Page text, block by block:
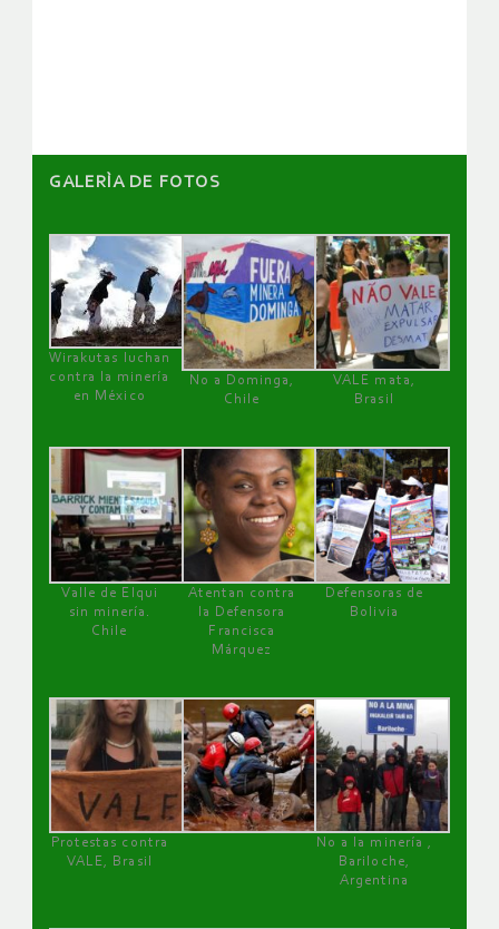
GALERÌA DE FOTOS
Wirakutas luchan
contra la minería
en México
No a Dominga,
Chile
VALE mata,
Brasil
Valle de Elqui
sin minería.
Chile
Atentan contra
la Defensora
Francisca
Márquez
Defensoras de
Bolivia
Protestas contra
VALE, Brasil
No a la minería ,
Bariloche,
Argentina